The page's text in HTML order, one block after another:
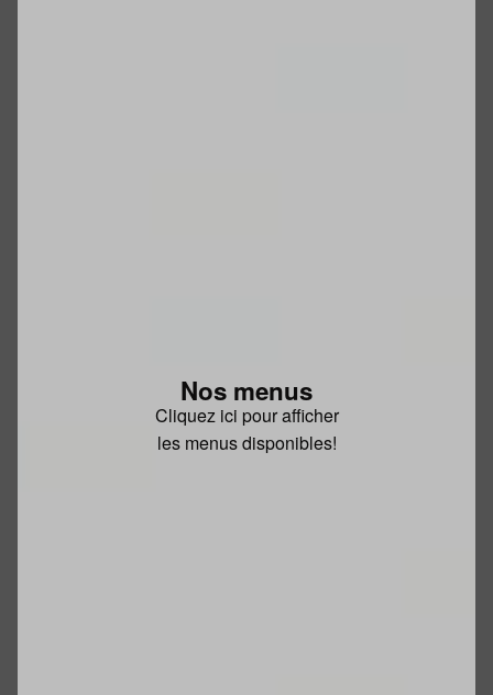
Nos menus
Cliquez ici pour afficher
les menus disponibles!